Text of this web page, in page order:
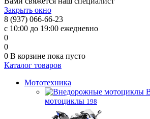
Закрыть окно
8 (937) 066-66-23
с 10:00 до 19:00 ежедневно
0
0
0 В корзине пока пусто
Каталог товаров
Мототехника
мотоциклы 198